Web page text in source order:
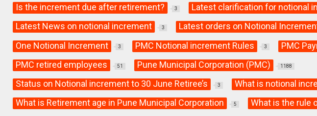
Is the increment due after retirement? 3 Latest clarification for notional
Latest News on notional increment 3 Latest orders on Notional
One Notional Increment 3 PMC Notional increment Rules 3 PMC
PMC retired employees 51 Pune Municipal Corporation (PMC) 1188
Status on Notional increment to 30 June Retiree’s 3 What is notional
What is Retirement age in Pune Municipal Corporation 5 What is the rule